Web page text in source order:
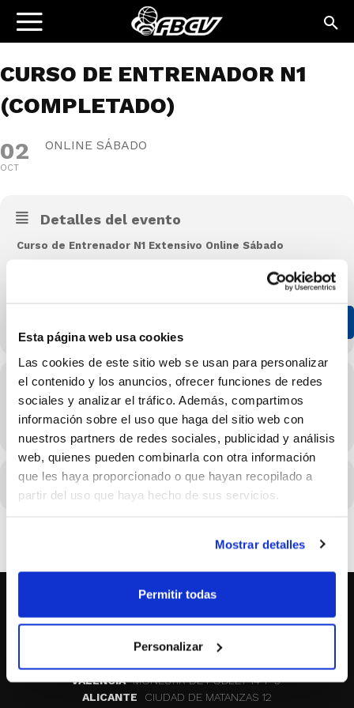
Esta página web usa cookies
Las cookies de este sitio web se usan para personalizar
el contenido y los anuncios, ofrecer funciones de redes
sociales y analizar el tráfico. Además, compartimos
información sobre el uso que haga del sitio web con
nuestros partners de redes sociales, publicidad y análisis
web, quienes pueden combinarla con otra información
que les haya proporcionado o que hayan recopilado a
partir del uso que haya hecho de sus servicios.
Mostrar detalles
Permitir todas
Personalizar
CURSO DE ENTRENADOR N1
(COMPLETADO)
02
OCT
ONLINE SÁBADO
Detalles del evento
Curso de Entrenador N1 Extensivo Online Sábado
Hora
02/10/2021 Consulta el horario en los detalles del evento
CALENDARIO CALENDARIO GOOGLE
SOBRE NOSOTROS
VALENCIA MONESTIR DE POBLET 14 1ª 3º
ALICANTE
CIUDAD DE MATANZAS 12